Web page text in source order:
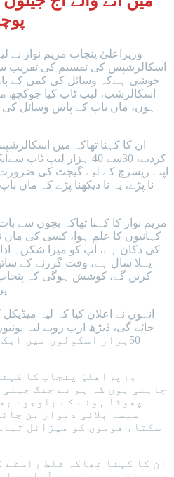
وزیراعلیٰ پنجاب مریم نواز نے
اسکالرشپس کی تقسیم کی تقریب
خوشی ہےکہ وسائل کی کمی کے
اسکالرشپ، لیپ ٹاپ کیا جوکچھ
ہوں، ماں باپ کے پاس وسائل کی
کردیے، 30سے 40 ہزار
اپنے ریسرچ کے لیے گیجٹ کی
نا پڑے، یہ نا دیکھنا پڑے کہ
مریم نواز کا کہنا تھاکہ بچوں سے
کہانیوں کا علم ہوا، کسی کی
کی دکان ہے، آپ کو میرا شکریہ
پہلا سال ہے، وقت گزرنے کے
کریں گے، کوشش ہوگی کہ
انہوں نے اعلان کیا کہ لیہ
جائے گی، ڈیڑھ ارب روپے لیہ
50ہزار اسکولوں میں
وزیراعلیٰ پنجاب کا
چاہتی ہوں کہ ہم نے جنگ
چھوٹا ہونے کے باوجود
سیسہ پلائی دیوار بن
سکتا، قوموں کو میزائل
ان کا کہنا تھاکہ غلط